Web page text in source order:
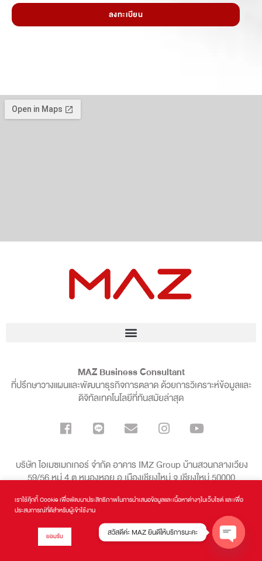
ลงทะเบียน
MAZ Business Consultant
ที่ปรึกษาวางแผนและพัฒนาธุรกิจการตลาด ด้วยการวิเคราะห์ข้อมูลและ
ดิจิทัลเทคโนโลยีที่ทันสมัยล่าสุด
บริษัท ไอเมซเมกเกอร์ จำกัด อาคาร IMZ Group บ้านสวนกลางเวียง
59/56 หมู่ 4 ต.หนองหอย อ.เมืองเชียงใหม่ จ.เชียงใหม่ 50000
099-136-8998
MAZ Business Consultant| Copyrights © 2016 - 2024 All Rights
เราใช้คุ๊กกี้ Cookie เพื่อพัฒนาประสิทธิภาพในการนำเสนอข้อมูลและเนื้อหาต่างๆในเว็บไซต์ และเพื่อ
ประสบการณ์ที่ดีสำหรับผู้เข้าใช้งาน
ยอมรับ สวัสดีค่ะ MAZ ยินดีให้บริการนะคะ